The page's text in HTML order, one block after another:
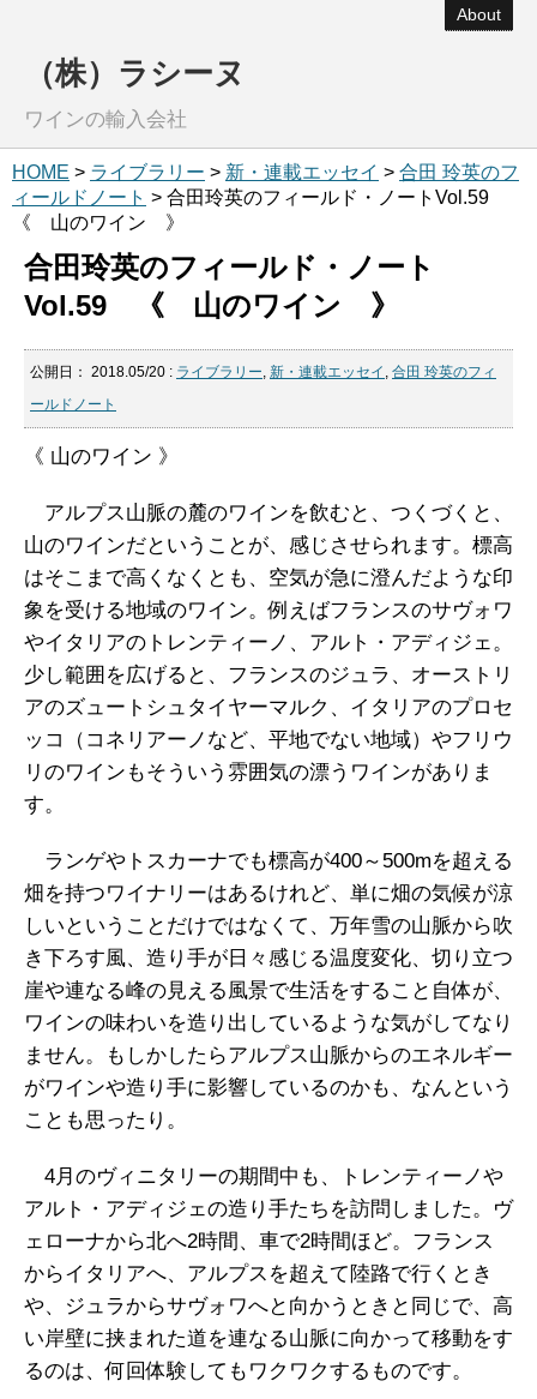
About
（株）ラシーヌ
ワインの輸入会社
HOME > ライブラリー > 新・連載エッセイ > 合田 玲英のフ
ィールドノート > 合田玲英のフィールド・ノートVol.59
《 山のワイン 》
合田玲英のフィールド・ノート
Vol.59 《 山のワイン 》
公開日： 2018.05/20 : ライブラリー, 新・連載エッセイ , 合田 玲英のフィ
ールドノート
《 山のワイン 》
アルプス山脈の麓のワインを飲むと、つくづくと、
山のワインだということが、感じさせられます。標高
はそこまで高くなくとも、空気が急に澄んだような印
象を受ける地域のワイン。例えばフランスのサヴォワ
やイタリアのトレンティーノ、アルト・アディジェ。
少し範囲を広げると、フランスのジュラ、オーストリ
アのズュートシュタイヤーマルク、イタリアのプロセ
ッコ（コネリアーノなど、平地でない地域）やフリウ
リのワインもそういう雰囲気の漂うワインがありま
す。
ランゲやトスカーナでも標高が400～500mを超える
畑を持つワイナリーはあるけれど、単に畑の気候が涼
しいということだけではなくて、万年雪の山脈から吹
き下ろす風、造り手が日々感じる温度変化、切り立つ
崖や連なる峰の見える風景で生活をすること自体が、
ワインの味わいを造り出しているような気がしてなり
ません。もしかしたらアルプス山脈からのエネルギー
がワインや造り手に影響しているのかも、なんという
ことも思ったり。
4月のヴィニタリーの期間中も、トレンティーノや
アルト・アディジェの造り手たちを訪問しました。ヴ
ェローナから北へ2時間、車で2時間ほど。フランス
からイタリアへ、アルプスを超えて陸路で行くとき
や、ジュラからサヴォワへと向かうときと同じで、高
い岸壁に挟まれた道を連なる山脈に向かって移動をす
るのは、何回体験してもワクワクするものです。